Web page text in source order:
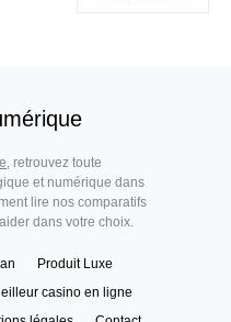
, retrouvez toute
et numérique dans
lire nos comparatifs
dans votre choix.
Produit Luxe
casino en ligne